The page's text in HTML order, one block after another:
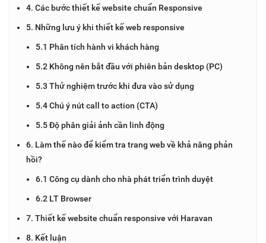
4. Các bước thiết kế website chuẩn Responsive
5. Những lưu ý khi thiết kế web responsive
5.1 Phân tích hành vi khách hàng
5.2 Không nên bắt đầu với phiên bản desktop (PC)
5.3 Thử nghiệm trước khi đưa vào sử dụng
5.4 Chú ý nút call to action (CTA)
5.5 Độ phân giải ảnh cần linh động
6. Làm thế nào để kiểm tra trang web về khả năng phản
hồi?
6.1 Công cụ dành cho nhà phát triển trình duyệt
6.2 LT Browser
7. Thiết kế website chuẩn responsive với Haravan
8. Kết luận